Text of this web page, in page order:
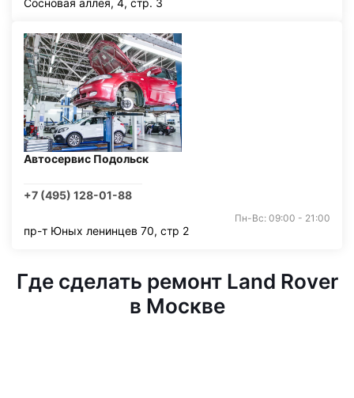
Сосновая аллея, 4, стр. 3
Автосервис Подольск
+7 (495) 128-01-88
Пн-Вс: 09:00 - 21:00
пр-т Юных ленинцев 70, стр 2
Где сделать ремонт Land Rover
в Москве